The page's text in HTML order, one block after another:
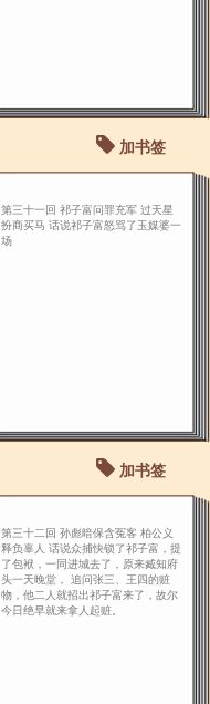
加书签
第三十一回 祁子富问罪充军 过天星
扮商买马 话说祁子富怒骂了玉媒婆一
场
加书签
第三十二回 孙彪暗保含冤客 柏公义
释负辜人 话说众捕快锁了祁子富，提
了包袱，一同进城去了，原来臧知府
头一天晚堂， 追问张三、王四的赃
物，他二人就招出祁子富来了，故尔
今日绝早就来拿人起赃。